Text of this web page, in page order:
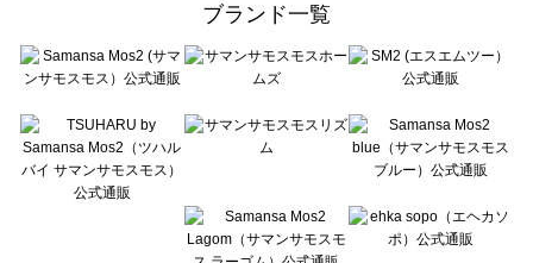
Te chichi（テチチ）の一覧
Te chichi CLASSIC（テチチ クラシック）の一覧
Lugnoncure（ルノンキュール）の一覧
BETTY'S BLUE（べティーズブルー）の一覧
Wpc.（ワールドパーティー）の一覧
ブランド一覧